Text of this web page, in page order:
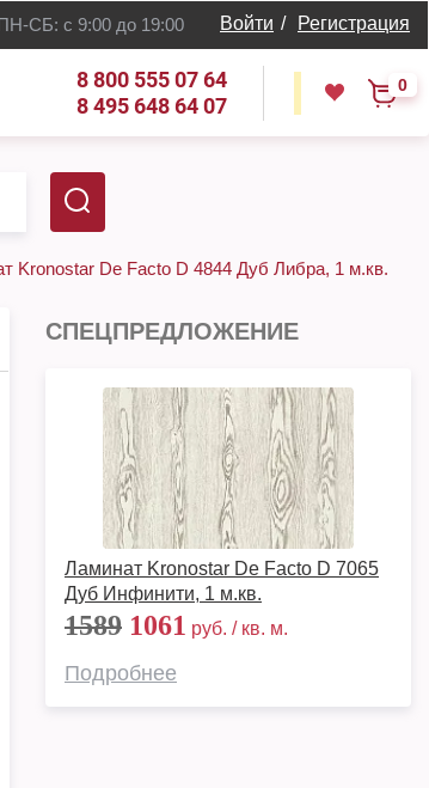
СБ: с 9:00 до 19:00 Войти / Регистрация
8 800 555 07 64
8 495 648 64 07
0
Kronostar De Facto D 4844 Дуб Либра, 1 м.кв.
СПЕЦПРЕДЛОЖЕНИЕ
Ламинат Kronostar De Facto D 7065
Дуб Инфинити, 1 м.кв.
1589 1061 руб. / кв. м.
Подробнее